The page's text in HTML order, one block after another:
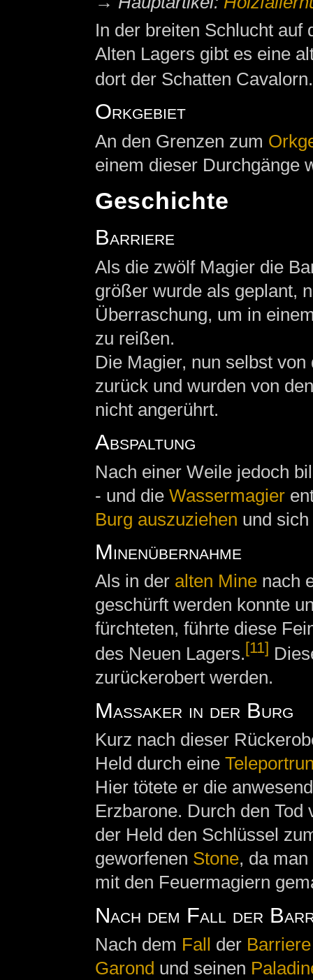
In der breiten Schlucht
Alten Lagers gibt es eine
dort der Schatten Cavalorn.
Orkgebiet
An den Grenzen zum
einem dieser Durchgänge
Geschichte
Barriere
Als die zwölf Magier die
größer wurde als geplant,
Überraschung, um in
zu reißen.
Die Magier, nun selbst
zurück und wurden von
nicht angerührt.
Abspaltung
Nach einer Weile jedoch
- und die Wassermagier
Burg auszuziehen und
Minenübernahme
Als in der alten Minenach
geschürft werden konnte
fürchteten, führte diese
des Neuen Lagers. [11]
zurückerobert werden.
Massaker in der Burg
Kurz nach dieser
Held durch eine
Hier tötete er die
Erzbarone. Durch den Tod
der Held den Schlüssel
geworfenen Stone, da
mit den Feuermagiern
Nach dem Fall der
Nach dem Fall der Barriere
Garond und seinen